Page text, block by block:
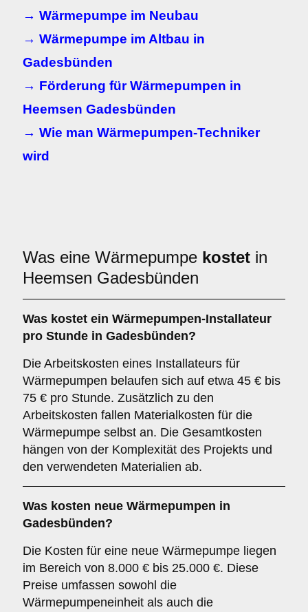
→ Wärmepumpe im Neubau
→ Wärmepumpe im Altbau in
Gadesbünden
→ Förderung für Wärmepumpen in
Heemsen Gadesbünden
→ Wie man Wärmepumpen-Techniker
wird
Was eine Wärmepumpe kostet in
Heemsen Gadesbünden
Was kostet ein Wärmepumpen-Installateur
pro Stunde in Gadesbünden?
Die Arbeitskosten eines Installateurs für
Wärmepumpen belaufen sich auf etwa 45 € bis
75 € pro Stunde. Zusätzlich zu den
Arbeitskosten fallen Materialkosten für die
Wärmepumpe selbst an. Die Gesamtkosten
hängen von der Komplexität des Projekts und
den verwendeten Materialien ab.
Was kosten neue Wärmepumpen in
Gadesbünden?
Die Kosten für eine neue Wärmepumpe liegen
im Bereich von 8.000 € bis 25.000 €. Diese
Preise umfassen sowohl die
Wärmepumpeneinheit als auch die